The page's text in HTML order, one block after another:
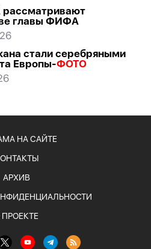
рассматривают
главы ФИФА
стали серебряными
Европы-ФОТО
НА САЙТЕ
АРХИВ
ПРОЕКТЕ